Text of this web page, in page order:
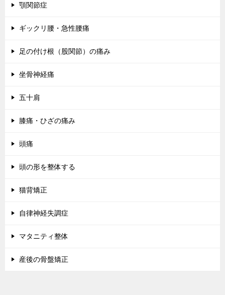
顎関節症
ギックリ腰・急性腰痛
足の付け根（股関節）の痛み
坐骨神経痛
五十肩
膝痛・ひざの痛み
頭痛
頭の形を整体する
猫背矯正
自律神経失調症
マタニティ整体
産後の骨盤矯正